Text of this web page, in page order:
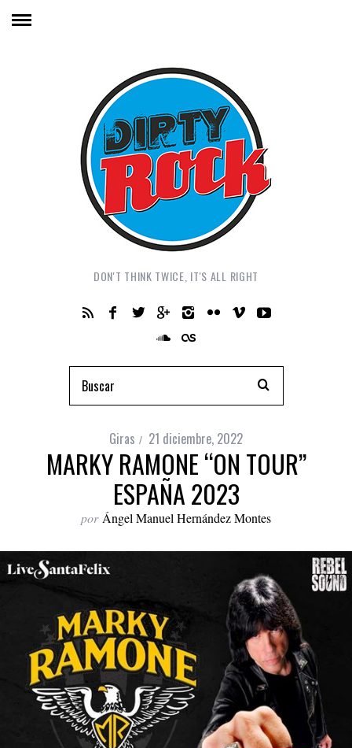
DON'T THINK TWICE, IT'S ALL RIGHT
Giras 21 diciembre, 2022
MARKY RAMONE “ON TOUR”
ESPAÑA 2023
por Ángel Manuel Hernández Montes